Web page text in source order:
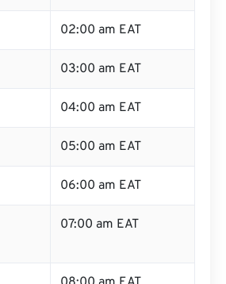
02:00 am EAT
03:00 am EAT
04:00 am EAT
05:00 am EAT
06:00 am EAT
07:00 am EAT